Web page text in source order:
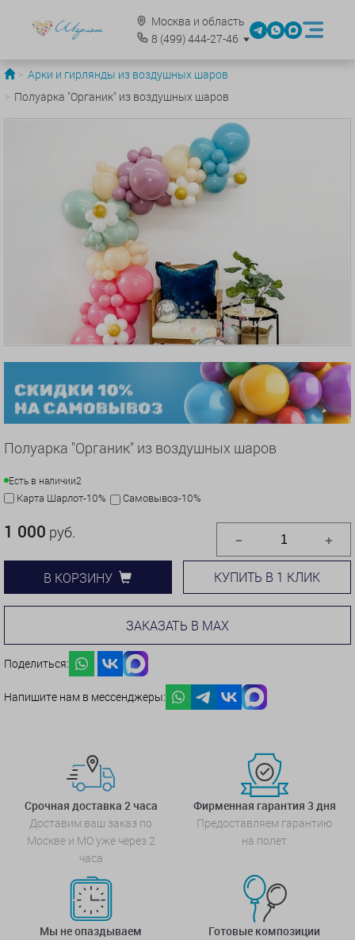
Москва и область
8 (499)444-27-46
Арки и гирлянды из воздушных шаров
Полуарка "Органик" из воздушных шаров
Полуарка "Органик" из воздушных шаров
Есть в наличии2
Карта Шарлот-10% Самовывоз-10%
1 000 руб.
В КОРЗИНУ КУПИТЬ В 1 КЛИК
ЗАКАЗАТЬ В MAX
Поделиться:
Напишите нам в мессенджеры:
Срочная доставка 2 часа
Доставим ваш заказ по
Москве и МО уже через 2
часа
Фирменная гарантия 3 дня
Предоставляем гарантию
на полет
Мы не опаздываем
Готовые композиции